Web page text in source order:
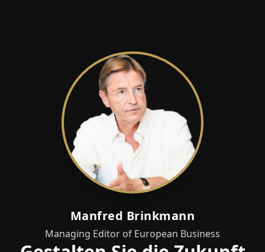
Manfred Brinkmann
Managing Editor of European Business